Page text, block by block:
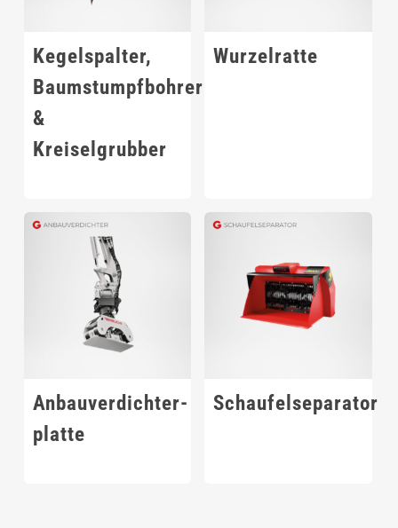
Kegelspalter,
Baumstumpfbohrer
&
Kreiselgrubber
Wurzelratte
Anbauverdichter-
platte
Schaufelseparator